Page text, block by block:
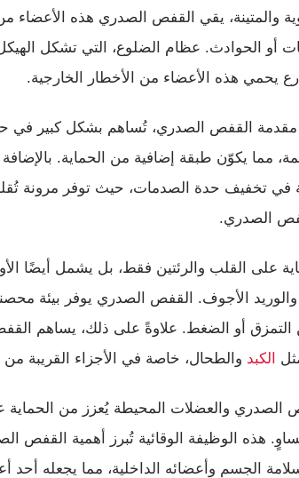
والمتينة، يقي القفص الصدري هذه الأعضاء
أو الحوادث. عظام الضلوع، التي تشكل
يحمي هذه الأعضاء من الأخطار الخارجية.
القفص الصدري، تُساهم بشكل كبير في
مما يكوّن طبقة إضافية من الحماية.
في تخفيف حدة الصدمات، حيث توفر مرونة
الصدري.
على القلب والرئتين فقط، بل يشمل أيضًا
الأجوف. القفص الصدري يوفر بيئة
التمزق أو الضغط. علاوةً على ذلك، يساهم
الكبد والطحال، خاصة في الأجزاء القريبة
الصدري والعضلات المحيطة يُعزز من
هذه الوظيفة الوقائية تُبرز أهمية القفص
الجسم وأعضائه الداخلية، مما يجعله أحد